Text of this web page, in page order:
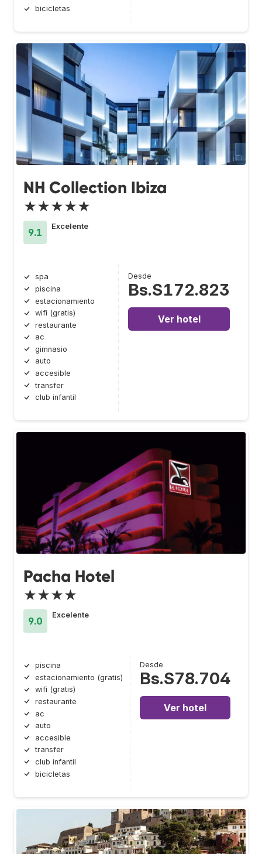
bicicletas
NH Collection Ibiza
★★★★★
9.1
Excelente
spa
piscina
estacionamiento
wifi (gratis)
restaurante
ac
gimnasio
auto
accesible
transfer
club infantil
Desde
Bs.S172.823
Ver hotel
Pacha Hotel
★★★★
9.0
Excelente
piscina
estacionamiento (gratis)
wifi (gratis)
restaurante
ac
auto
accesible
transfer
club infantil
bicicletas
Desde
Bs.S78.704
Ver hotel